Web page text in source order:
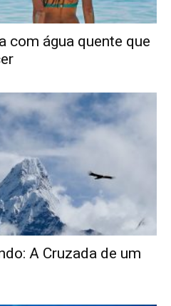
com água quente que
A Cruzada de um